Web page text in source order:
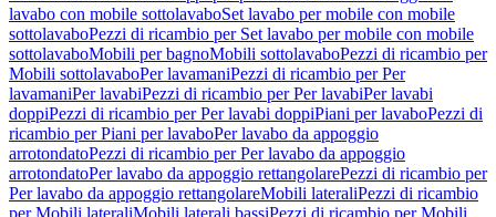
lavabo con mobile sottolavaboSet lavabo per mobile con mobile
sottolavaboPezzi di ricambio per Set lavabo per mobile con mobile
sottolavaboMobili per bagnoMobili sottolavaboPezzi di ricambio per
Mobili sottolavaboPer lavamaniPezzi di ricambio per Per
lavamaniPer lavabiPezzi di ricambio per Per lavabiPer lavabi
doppiPezzi di ricambio per Per lavabi doppiPiani per lavaboPezzi di
ricambio per Piani per lavaboPer lavabo da appoggio
arrotondatoPezzi di ricambio per Per lavabo da appoggio
arrotondatoPer lavabo da appoggio rettangolarePezzi di ricambio per
Per lavabo da appoggio rettangolareMobili lateraliPezzi di ricambio
per Mobili lateraliMobili laterali bassiPezzi di ricambio per Mobili